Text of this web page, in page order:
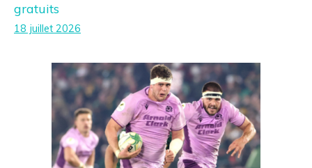
gratuits
18 juillet 2026